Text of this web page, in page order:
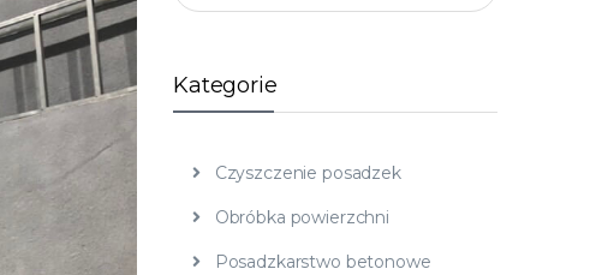
Kategorie
Czyszczenie posadzek
Obróbka powierzchni
Posadzkarstwo betonowe